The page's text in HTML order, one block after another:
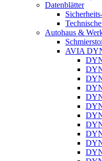
Datenblätter
Autohaus &
AVIA